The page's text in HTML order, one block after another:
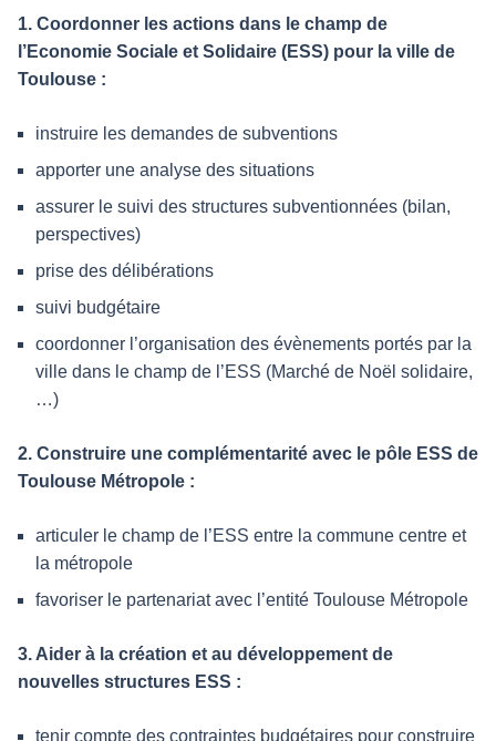
1. Coordonner les actions dans le champ de
l’Economie Sociale et Solidaire (ESS) pour la ville de
Toulouse :
instruire les demandes de subventions
apporter une analyse des situations
assurer le suivi des structures subventionnées (bilan,
perspectives)
prise des délibérations
suivi budgétaire
coordonner l’organisation des évènements portés par la
ville dans le champ de l’ESS (Marché de Noël solidaire,
…)
2. Construire une complémentarité avec le pôle ESS de
Toulouse Métropole :
articuler le champ de l’ESS entre la commune centre et
la métropole
favoriser le partenariat avec l’entité Toulouse Métropole
3. Aider à la création et au développement de
nouvelles structures ESS :
tenir compte des contraintes budgétaires pour construire